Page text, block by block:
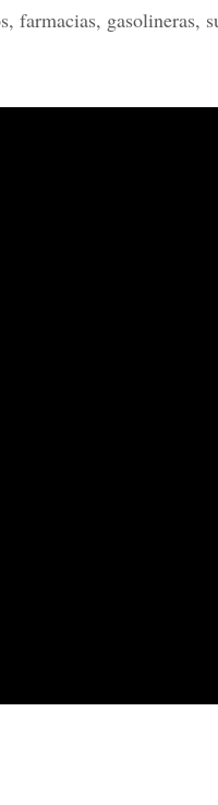
farmacias, gasolineras,